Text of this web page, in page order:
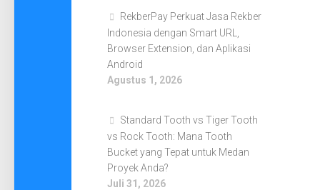
RekberPay Perkuat Jasa Rekber
Indonesia dengan Smart URL,
Browser Extension, dan Aplikasi
Android
Agustus 1, 2026
Standard Tooth vs Tiger Tooth
vs Rock Tooth: Mana Tooth
Bucket yang Tepat untuk Medan
Proyek Anda?
Juli 31, 2026